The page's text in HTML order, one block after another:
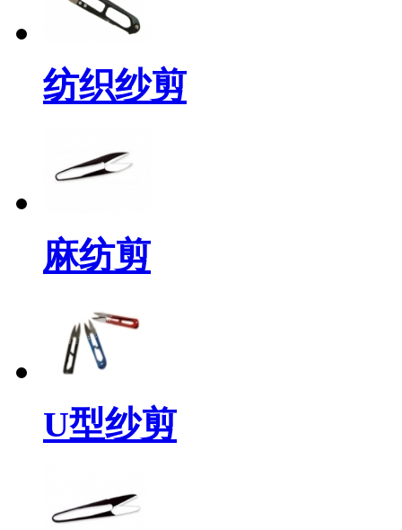
纺织纱剪
麻纺剪
U型纱剪